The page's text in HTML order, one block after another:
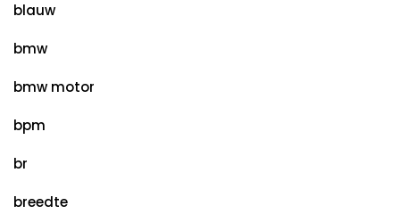
blauw
bmw
bmw motor
bpm
br
breedte